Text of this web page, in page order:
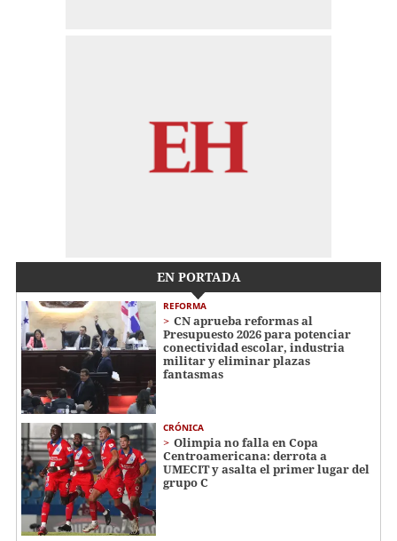
EN PORTADA
REFORMA
CN aprueba reformas al
Presupuesto 2026 para potenciar
conectividad escolar, industria
militar y eliminar plazas
fantasmas
CRÓNICA
Olimpia no falla en Copa
Centroamericana: derrota a
UMECIT y asalta el primer lugar del
grupo C